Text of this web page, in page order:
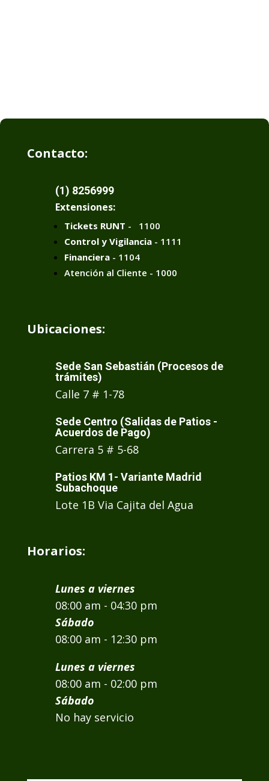
Contacto:
(1) 8256999
Extensiones:
Tickets RUNT - 1100
Control y Vigilancia- 1111
Financiera- 1104
Atención al Cliente - 1000
Ubicaciones:
Sede San Sebastián (Procesos de
trámites)
Calle 7 # 1-78
Sede Centro (Salidas de Patios -
Acuerdos de Pago)
Carrera 5 # 5-68
Patios KM 1- Variante Madrid
Subachoque
Lote 1B Via Cajita del Agua
Horarios:
Lunes a viernes
08:00 am - 04:30 pm
Sábado
08:00 am - 12:30 pm
Lunes a viernes
08:00 am - 02:00 pm
Sábado
No hay servicio